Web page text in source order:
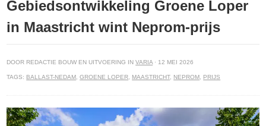
Gebiedsontwikkeling Groene Loper
in Maastricht wint Neprom-prijs
DOOR REDACTIE BOUW EN UITVOERING INVARIA· 12 MEI 2026
TAGS: BALLAST-NEDAM,GROENE LOPER, MAASTRICHT, NEPROM, PRIJS